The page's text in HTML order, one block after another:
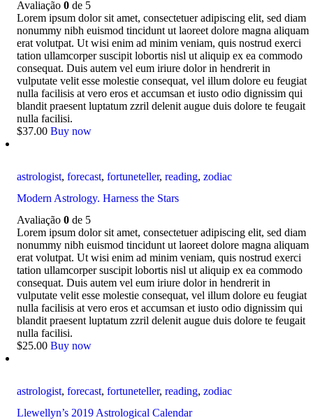
Avaliação 0 de 5
Lorem ipsum dolor sit amet, consectetuer adipiscing elit, sed diam
nonummy nibh euismod tincidunt ut laoreet dolore magna aliquam
erat volutpat. Ut wisi enim ad minim veniam, quis nostrud exerci
tation ullamcorper suscipit lobortis nisl ut aliquip ex ea commodo
consequat. Duis autem vel eum iriure dolor in hendrerit in
vulputate velit esse molestie consequat, vel illum dolore eu feugiat
nulla facilisis at vero eros et accumsan et iusto odio dignissim qui
blandit praesent luptatum zzril delenit augue duis dolore te feugait
nulla facilisi.
$37.00 Buy now
astrologist, forecast, fortuneteller, reading, zodiac
Modern Astrology. Harness the Stars
Avaliação 0 de 5
Lorem ipsum dolor sit amet, consectetuer adipiscing elit, sed diam
nonummy nibh euismod tincidunt ut laoreet dolore magna aliquam
erat volutpat. Ut wisi enim ad minim veniam, quis nostrud exerci
tation ullamcorper suscipit lobortis nisl ut aliquip ex ea commodo
consequat. Duis autem vel eum iriure dolor in hendrerit in
vulputate velit esse molestie consequat, vel illum dolore eu feugiat
nulla facilisis at vero eros et accumsan et iusto odio dignissim qui
blandit praesent luptatum zzril delenit augue duis dolore te feugait
nulla facilisi.
$25.00 Buy now
astrologist, forecast, fortuneteller, reading, zodiac
Llewellyn’s 2019 Astrological Calendar